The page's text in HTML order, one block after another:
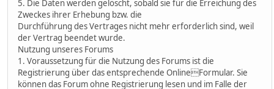
5. Die Daten werden gelöscht, sobald sie für die Erreichung des
Zweckes ihrer Erhebung bzw. die
Durchführung des Vertrages nicht mehr erforderlich sind, weil
der Vertrag beendet wurde.
Nutzung unseres Forums
1. Voraussetzung für die Nutzung des Forums ist die
Registrierung über das entsprechende OnlineFormular. Sie
können das Forum ohne Registrierung lesen und im Falle der